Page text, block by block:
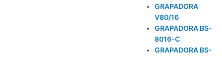
GRAPADORA
V80/16
GRAPADORA BS-
8016-C
GRAPADORA BS-